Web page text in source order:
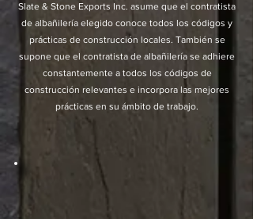
Slate & Stone Exports Inc. asume que el contratista
de albañilería elegido conoce todos los códigos y
prácticas de construcción locales. También se
supone que el contratista de albañilería se adhiere
constantemente a todos los códigos de
construcción relevantes e incorpora las mejores
prácticas en su ámbito de trabajo.